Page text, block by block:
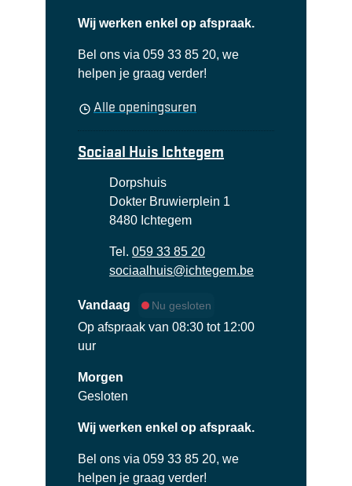
Wij werken enkel op afspraak.
Bel ons via 059 33 85 20, we
helpen je graag verder!
Alle openingsuren
Sociaal Huis Ichtegem
AdresDorpshuis
Dokter Bruwierplein 1
,8480 Ichtegem
059 33 85 20
E-mailsociaalhuis@ichtegem.be
Vandaag Nu gesloten
Op afspraak van 08:30 tot 12:00
uur
Morgen
Gesloten
Wij werken enkel op afspraak.
Bel ons via 059 33 85 20, we
helpen je graag verder!